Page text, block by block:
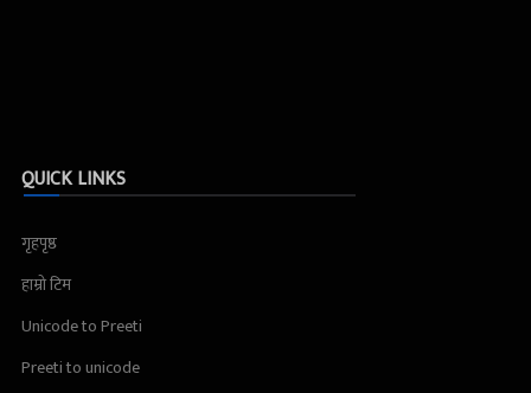
QUICK LINKS
गृहपृष्ठ
हाम्रो टिम
Unicode to Preeti
Preeti to unicode